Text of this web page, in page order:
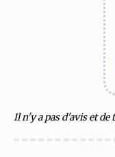
Il n'y a pas d'avis et